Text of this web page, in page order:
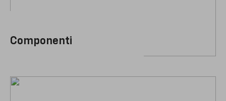
Componenti